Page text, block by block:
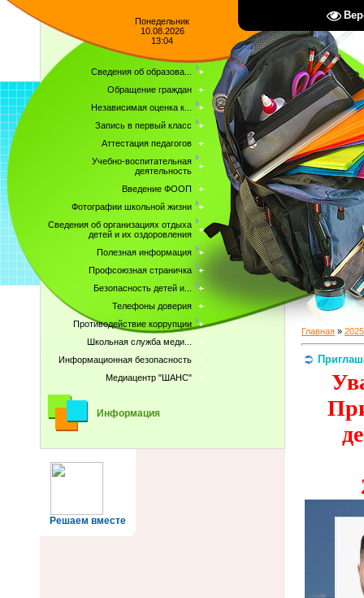
Понедельник
10.08.2026
13:04
Сведения об образова...
Обращение граждан
Независимая оценка к...
Запись в первый класс
Аттестация педагогов
Учебно-воспитательная
деятельность
Введение ФООП
Фотографии школьной жизни
Сведения об организациях отдыха
детей и их оздоровления
Полезная информация
Профсоюзная страничка
Безопасность детей и...
Телефоны доверия
Противодействие коррупции
Школьная служба меди...
Информационная безопасность
Медиацентр "ШАНС"
Информация
Решаем вместе
Главная » 2025